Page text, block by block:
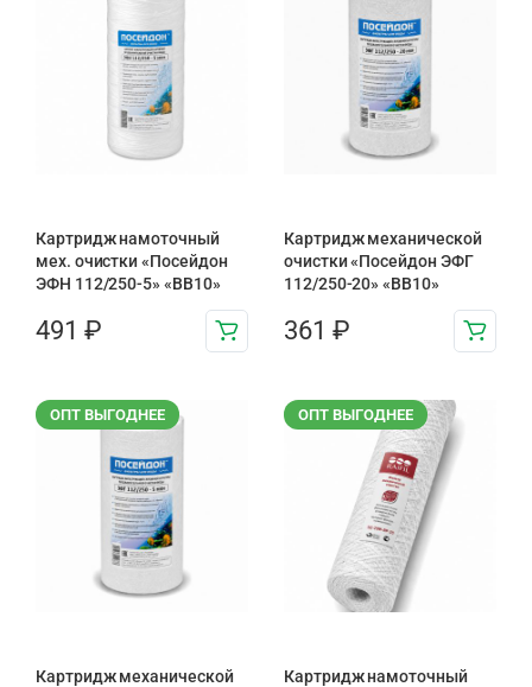
Картридж намоточный
мех. очистки «Посейдон
ЭФН 112/250-5» «BB10»
491 ₽
Картридж механической
очистки «Посейдон ЭФГ
112/250-20» «ВВ10»
361 ₽
ОПТ ВЫГОДНЕЕ
Картридж механической
ОПТ ВЫГОДНЕЕ
Картридж намоточный